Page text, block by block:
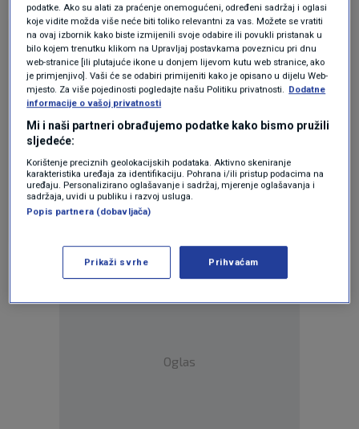
prije 3 mjeseci
🤣
⁉️
Nijemci su uveli opažanja dronom. 🤣
Ne čuješ ga, ne vidiš ga, tebe vide. 😁
Tko zna što sve napišete za ono što čovjeku
običnom smrtniku izravno nije dostupno.
Oglas
podatke. Ako su alati za praćenje onemogućeni, određeni sadržaj i oglasi
koje vidite možda više neće biti toliko relevantni za vas. Možete se vratiti
na ovaj izbornik kako biste izmijenili svoje odabire ili povukli pristanak u
bilo kojem trenutku klikom na Upravljaj postavkama poveznicu pri dnu
web-stranice [ili plutajuće ikone u donjem lijevom kutu web stranice, ako
je primjenjivo]. Vaši će se odabiri primijeniti kako je opisano u dijelu Web-
mjesto. Za više pojedinosti pogledajte našu Politiku privatnosti. Dodatne
informacije o vašoj privatnosti
Mi i naši partneri obrađujemo podatke kako bismo pružili
sljedeće:
Korištenje preciznih geolokacijskih podataka. Aktivno skeniranje
karakteristika uređaja za identifikaciju. Pohrana i/ili pristup podacima na
uređaju. Personalizirano oglašavanje i sadržaj, mjerenje oglašavanja i
sadržaja, uvidi u publiku i razvoj usluga.
Popis partnera (dobavljača)
Prikaži svrhe Prihvaćam